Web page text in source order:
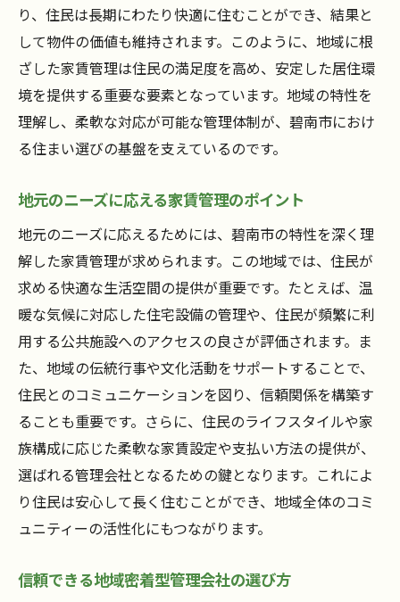
り、住民は長期にわたり快適に住むことができ、結果と
して物件の価値も維持されます。このように、地域に根
ざした家賃管理は住民の満足度を高め、安定した居住環
境を提供する重要な要素となっています。地域の特性を
理解し、柔軟な対応が可能な管理体制が、碧南市におけ
る住まい選びの基盤を支えているのです。
地元のニーズに応える家賃管理のポイント
地元のニーズに応えるためには、碧南市の特性を深く理
解した家賃管理が求められます。この地域では、住民が
求める快適な生活空間の提供が重要です。たとえば、温
暖な気候に対応した住宅設備の管理や、住民が頻繁に利
用する公共施設へのアクセスの良さが評価されます。ま
た、地域の伝統行事や文化活動をサポートすることで、
住民とのコミュニケーションを図り、信頼関係を構築す
ることも重要です。さらに、住民のライフスタイルや家
族構成に応じた柔軟な家賃設定や支払い方法の提供が、
選ばれる管理会社となるための鍵となります。これによ
り住民は安心して長く住むことができ、地域全体のコミ
ュニティーの活性化にもつながります。
信頼できる地域密着型管理会社の選び方